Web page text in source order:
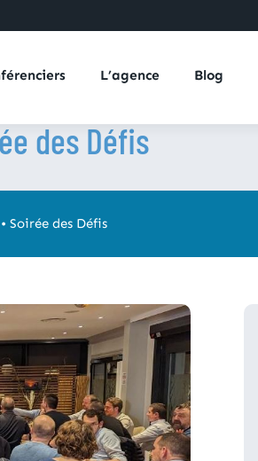
L’agence Blog
des Défis
•Soirée des Défis